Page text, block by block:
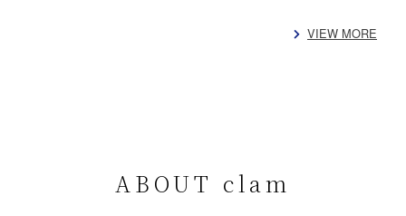
VIEW MORE
ABOUT clam